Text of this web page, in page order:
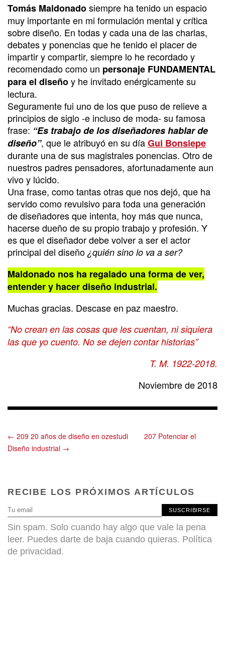
Tomás Maldonadosiempre ha tenido un espacio
muy importante en mi formulación mental y crítica
sobre diseño. En todas y cada una de las charlas,
debates y ponencias que he tenido el placer de
impartir y compartir, siempre lo he recordado y
recomendado como un personaje FUNDAMENTAL
para el diseñoy he invitado enérgicamente su
lectura.
Seguramente fui uno de los que puso de relieve a
principios de siglo -e incluso de moda- su famosa
frase: “Es trabajo de los diseñadores hablar de
diseño”, que le atribuyó en su díaGui Bonsiepe
durante una de sus magistrales ponencias. Otro de
nuestros padres pensadores, afortunadamente aun
vivo y lúcido.
Una frase, como tantas otras que nos dejó, que ha
servido como revulsivo para toda una generación
de diseñadores que intenta, hoy más que nunca,
hacerse dueño de su propio trabajo y profesión. Y
es que el diseñador debe volver a ser el actor
principal del diseño ¿quién sino lo va a ser?
Maldonado nos ha regalado una forma de ver,
entender y hacer diseño industrial.
Muchas gracias. Descase en paz maestro.
“No crean en las cosas que les cuentan, ni siquiera
las que yo cuento. No se dejen contar historias”
T. M. 1922-2018.
Noviembre de 2018
← 209 20 años de diseño en ozestudi
207 Potenciar el
Diseño industrial →
RECIBE LOS PRÓXIMOS ARTÍCULOS
SUSCRIBIRSE
Sin spam. Solo cuando hay algo que vale la pena
leer. Puedes darte de baja cuando quieras. Política
de privacidad.